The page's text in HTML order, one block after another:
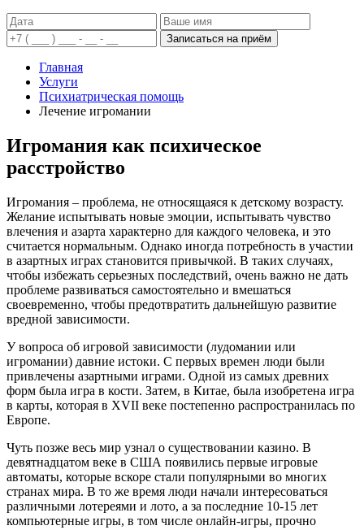
Записаться на приём
Главная
Услуги
Психиатрическая помощь
Лечение игромании
Игромания как психическое
расстройство
Игромания – проблема, не относящаяся к детскому возрасту.
Желание испытывать новые эмоции, испытывать чувство
влечения и азарта характерно для каждого человека, и это
считается нормальным. Однако иногда потребность в участии
в азартных играх становится привычкой. В таких случаях,
чтобы избежать серьезных последствий, очень важно не дать
проблеме развиваться самостоятельно и вмешаться
своевременно, чтобы предотвратить дальнейшую развитие
вредной зависимости.
У вопроса об игровой зависимости (лудомании или
игромании) давние истоки. С первых времен люди были
привлечены азартными играми. Одной из самых древних
форм была игра в кости. Затем, в Китае, была изобретена игра
в карты, которая в XVII веке постепенно распространилась по
Европе.
Чуть позже весь мир узнал о существовании казино. В
девятнадцатом веке в США появились первые игровые
автоматы, которые вскоре стали популярными во многих
странах мира. В то же время люди начали интересоваться
различными лотереями и лото, а за последние 10-15 лет
компьютерные игры, в том числе онлайн-игры, прочно